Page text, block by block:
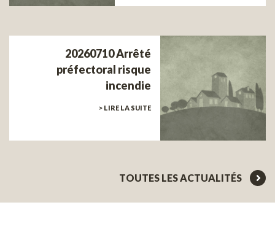
20260710 Arrêté
préfectoral risque
incendie
> LIRE LA SUITE
TOUTES LES ACTUALITÉS